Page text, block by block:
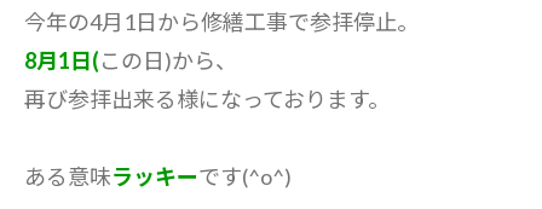
今年の4月1日から修繕工事で参拝停止。
8月1日(この日)から、
再び参拝出来る様になっております。
ある意味ラッキーです(^o^)